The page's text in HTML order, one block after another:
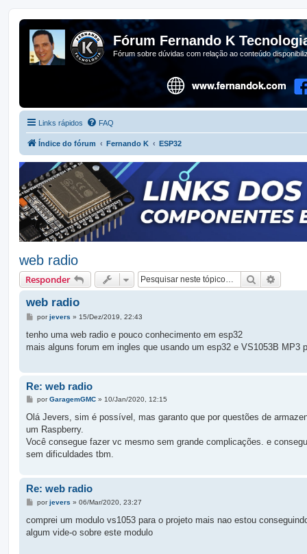
Fórum Fernando K
Fórum sobre dúvidas com relação ao conteúdo
Links rápidos FAQ
Índice do fórum Fernando K ESP32
web radio
Responder Pesquisar
web radio
M
n
a
m
porjevers » 15/Dez/2019, 22:43
tenho uma web radio e pouco conhecimento em esp32
mais alguns forum em ingles que usando um esp32 e VS1053B MP3
Re: web radio
M
n
a
g
m
porGaragemGMC» 10/Jan/2020, 12:15
Olá Jevers, sim é possível, mas garanto que por questões de
um Raspberry.
Você consegue fazer vc mesmo sem grande complicações. e
sem dificuldades tbm.
Re: web radio
M
n
a
porjevers » 06/Mar/2020, 23:27
comprei um modulo vs1053 para o projeto mais nao estou
algum vide-o sobre este modulo